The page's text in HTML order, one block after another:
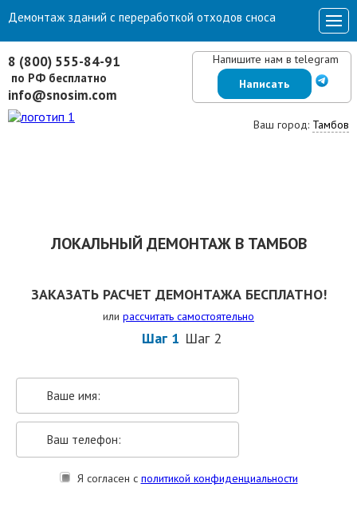
8 (800) 555-84-91
по РФ бесплатно
info@snosim.com
Напишите нам в telegram
Написать
Ваш город: Тамбов
Демонтаж зданий с переработкой отходов сноса
ЛОКАЛЬНЫЙ ДЕМОНТАЖ В ТАМБОВ
ЗАКАЗАТЬ РАСЧЕТ ДЕМОНТАЖА БЕСПЛАТНО!
или рассчитать самостоятельно
Шаг 1 Шаг 2
Я согласен с политикой конфиденциальности